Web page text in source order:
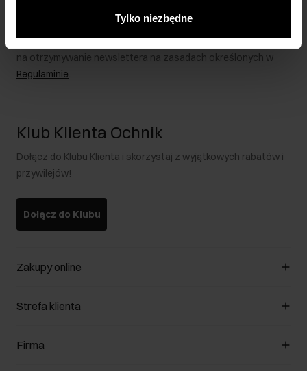
podczas korzystania z ich usług.
Tylko niezbędne
Wprowadzając i zatwierdzając swoje dane wyrażasz zgodę
na otrzymywanie newslettera na zasadach określonych w
Regulaminie.
Klub Klienta Ochnik
Dołącz do Klubu Klienta i skorzystaj z wyjątkowych rabatów i
przywilejów!
Dołącz do Klubu
Zakupy online
Zarządzaj cookies
Formy płatności
Strefa klienta
Klub Klienta
Firma